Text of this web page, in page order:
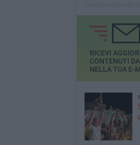
«Notizie sempre
insistenti. Nella
Barletta e Andria»
RICEVI
CONTENUTI
NELLA TUA E-